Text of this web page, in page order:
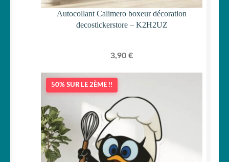
Autocollant Calimero boxeur décoration
decostickerstore – K2H2UZ
3,90 €
50% SUR LE 2ÈME !!